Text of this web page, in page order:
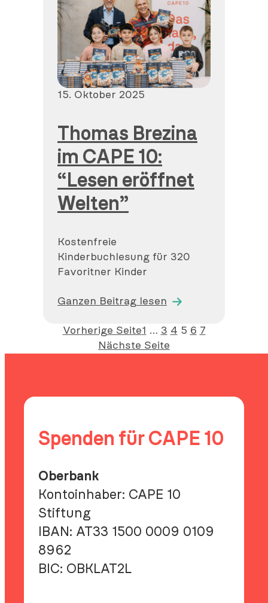
Veröffentlicht
15. Oktober 2025
Thomas Brezina
im CAPE 10:
“Lesen eröffnet
Welten”
Kostenfreie
Kinderbuchlesung für 320
Favoritner Kinder
Ganzen Beitrag lesen
Vorherige Seite1 … 3 4 5 6 7
Nächste Seite
Spenden für CAPE 10
Oberbank
Kontoinhaber: CAPE 10
Stiftung
IBAN: AT33 1500 0009 0109
8962
BIC: OBKLAT2L